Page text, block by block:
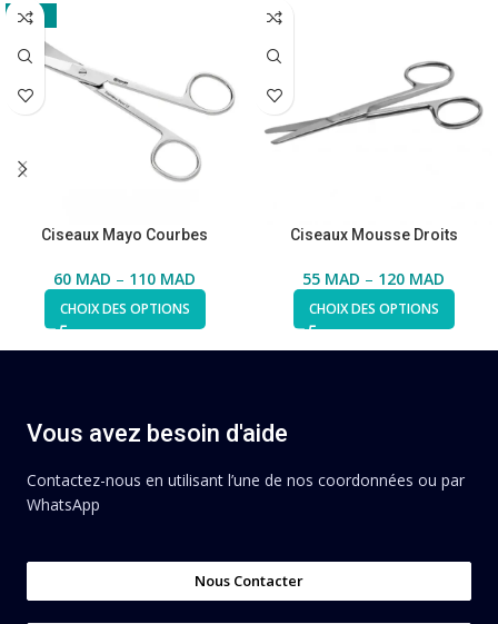
-26%
Ciseaux Mayo Courbes
60 MAD – 110 MAD
CHOIX DES OPTIONS
Ciseaux Mousse Droits
55 MAD – 120 MAD
CHOIX DES OPTIONS
Vous avez besoin d'aide
Contactez-nous en utilisant l’une de nos coordonnées ou par
WhatsApp
Nous Contacter